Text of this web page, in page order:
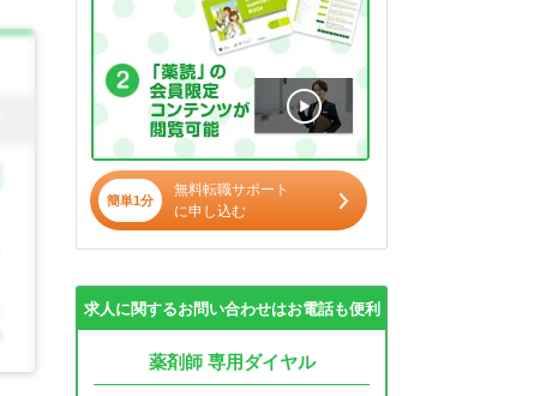
簡単1分
無料転職サポート
に申し込む
求人に関するお問い合わせはお電話も便利
薬剤師 専用ダイヤル